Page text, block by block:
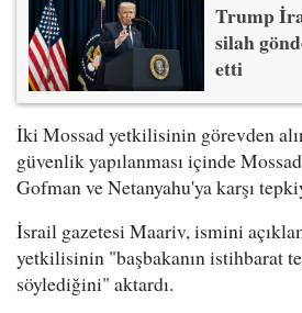
Trump
silah
etti
İki Mossad yetkilisinin görevden
güvenlik yapılanması içinde
Gofman ve Netanyahu'ya karşı
İsrail gazetesi Maariv, ismini
yetkilisinin "başbakanın istihbarat
söylediğini" aktardı.